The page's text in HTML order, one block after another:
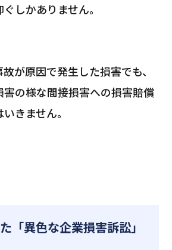
しかありません。
が原因で発生した損害でも、
の様な間接損害への損害賠償
きません。
「異色な企業損害訴訟」